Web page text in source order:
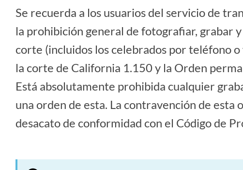
Se recuerda a los usuarios del servicio de
la prohibición general de fotografiar, grabar
corte (incluidos los celebrados por teléfono
la corte de California 1.150 y la Orden
Está absolutamente prohibida cualquier
una orden de esta. La contravención de esta
desacato de conformidad con el Código de